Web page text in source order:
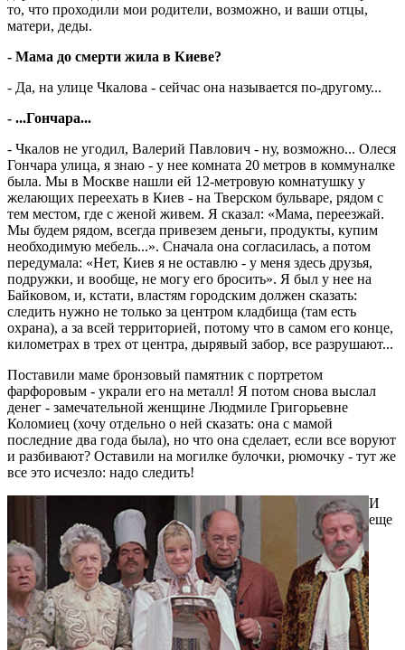
то, что проходили мои родители, возможно, и ваши отцы,
матери, деды.
- Мама до смерти жила в Киеве?
- Да, на улице Чкалова - сейчас она называется по-другому...
- ...Гончара...
- Чкалов не угодил, Валерий Павлович - ну, возможно... Олеся
Гончара улица, я знаю - у нее комната 20 метров в коммуналке
была. Мы в Москве нашли ей 12-метровую комнатушку у
желающих переехать в Киев - на Тверском бульваре, рядом с
тем местом, где с женой живем. Я сказал: «Мама, переезжай.
Мы будем рядом, всегда привезем деньги, продукты, купим
необходимую мебель...». Сначала она согласилась, а потом
передумала: «Нет, Киев я не оставлю - у меня здесь друзья,
подружки, и вообще, не могу его бросить». Я был у нее на
Байковом, и, кстати, властям городским должен сказать:
следить нужно не только за центром кладбища (там есть
охрана), а за всей территорией, потому что в самом его конце,
километрах в трех от центра, дырявый забор, все разрушают...
Поставили маме бронзовый памятник с портретом
фарфоровым - украли его на металл! Я потом снова выслал
денег - замечательной женщине Людмиле Григорьевне
Коломиец (хочу отдельно о ней сказать: она с мамой
последние два года была), но что она сделает, если все воруют
и разбивают? Оставили на могилке булочки, рюмочку - тут же
все это исчезло: надо следить!
И
еще